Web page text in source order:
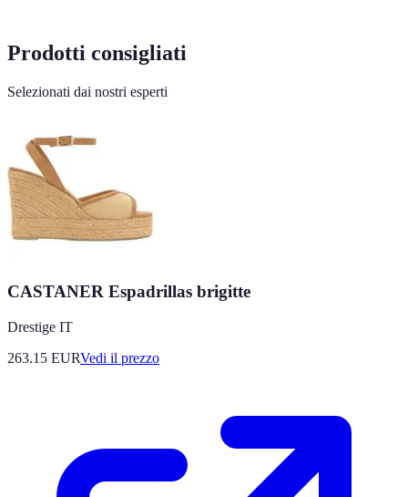
Prodotti consigliati
Selezionati dai nostri esperti
CASTANER Espadrillas brigitte
Drestige IT
263.15 EURVedi il prezzo